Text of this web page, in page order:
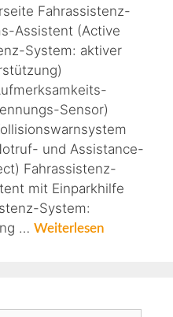
Fahrassistenz-
Assistent (Active
System: aktiver
Sensor)
und Assistance-
Fahrassistenz-
mit Einparkhilfe
System:
… Weiterlesen